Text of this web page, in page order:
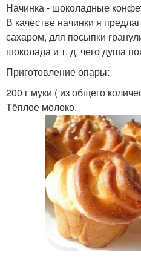
Начинка - шоколадные
В качестве начинки я
сахаром, для посыпки
шоколада и т. д, чего душа
Приготовление опары:
200 г муки ( из общего
Тёплое молоко.